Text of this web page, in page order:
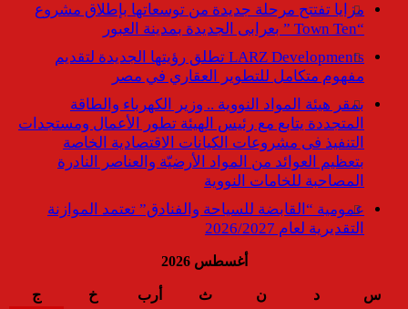
مزايا تفتتح مرحلة جديدة من توسعاتها بإطلاق مشروع
“Town Ten ” بعرابى الجديدة بمدينة العبور
LARZ Developments تطلق رؤيتها الجديدة لتقديم
مفهوم متكامل للتطوير العقاري في مصر
بمقر هيئة المواد النووية .. وزير الكهرباء والطاقة
المتجددة يتابع مع رئيس الهيئة تطور الأعمال ومستجدات
التنفيذ فى مشروعات الكيانات الاقتصادية الخاصة
بتعظيم العوائد من المواد الأرضيّة والعناصر النادرة
المصاحبة للخامات النووية
عمومية “القابضة للسياحة والفنادق” تعتمد الموازنة
التقديرية لعام 2026/2027
أغسطس 2026
س د ن ث أرب خ
ج